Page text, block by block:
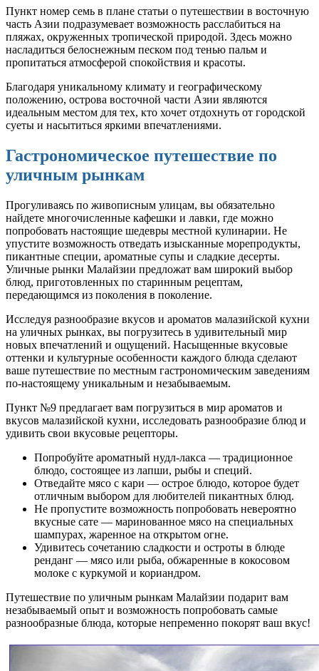
Пункт номер семь в плане статьи о путешествии в восточную
часть Азии подразумевает возможность расслабиться на
пляжах, окруженных тропической природой. Здесь можно
насладиться белоснежным песком под тенью пальм и
пропитаться атмосферой спокойствия и красоты.
Благодаря уникальному климату и географическому
положению, острова восточной части Азии являются
идеальным местом для тех, кто хочет отдохнуть от городской
суеты и насытиться яркими впечатлениями.
Гастрономическое путешествие по
уличным рынкам
Прогуливаясь по живописным улицам, вы обязательно
найдете многочисленные кафешки и лавки, где можно
попробовать настоящие шедевры местной кулинарии. Не
упустите возможность отведать изысканные морепродукты,
пикантные специи, ароматные супы и сладкие десерты.
Уличные рынки Малайзии предложат вам широкий выбор
блюд, приготовленных по старинным рецептам,
передающимся из поколения в поколение.
Исследуя разнообразие вкусов и ароматов малазийской кухни
на уличных рынках, вы погрузитесь в удивительный мир
новых впечатлений и ощущений. Насыщенные вкусовые
оттенки и культурные особенности каждого блюда сделают
ваше путешествие по местным гастрономическим заведениям
по-настоящему уникальным и незабываемым.
Пункт №9 предлагает вам погрузиться в мир ароматов и
вкусов малазийской кухни, исследовать разнообразие блюд и
удивить свои вкусовые рецепторы.
Попробуйте ароматный нудл-лакса — традиционное
блюдо, состоящее из лапши, рыбы и специй.
Отведайте мясо с кари — острое блюдо, которое будет
отличным выбором для любителей пикантных блюд.
Не пропустите возможность попробовать невероятно
вкусные сате — маринованное мясо на специальных
шампурах, жаренное на открытом огне.
Удивитесь сочетанию сладкости и остроты в блюде
ренданг — мясо или рыба, обжаренные в кокосовом
молоке с куркумой и кориандром.
Путешествие по уличным рынкам Малайзии подарит вам
незабываемый опыт и возможность попробовать самые
разнообразные блюда, которые непременно покорят ваш вкус!